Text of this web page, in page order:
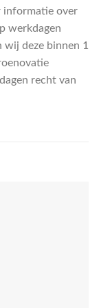
informatie over
werkdagen
wij deze binnen 1
recht van